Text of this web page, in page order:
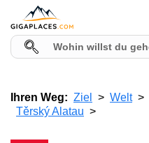
Ihren Weg: Ziel Welt
Těrský Alatau